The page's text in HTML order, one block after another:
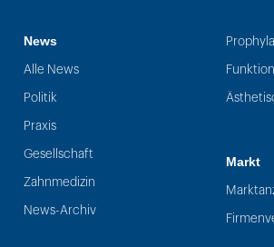
News
Alle News
Politik
Praxis
Gesellschaft
Zahnmedizin
News-Archiv
Markt